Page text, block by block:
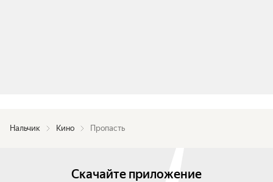
Нальчик Кино Пропасть
Скачайте приложение